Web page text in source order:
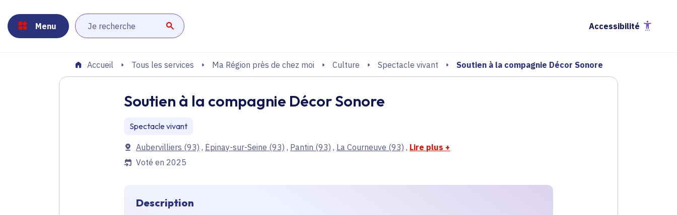
Menu
Lancer la recherche Accessibilité
Accueil Tous les services Ma Région près de chez moi Culture Spectacle vivant Soutien à la compagnie Décor Sonore
Soutien à la compagnie Décor Sonore
Spectacle vivant
Communes
Aubervilliers (93) , Épinay-sur-Seine (93) , Pantin (93) , La Courneuve (93) , Lire plus +
Voté en 2025
Description